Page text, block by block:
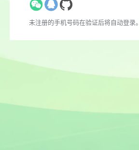
未注册的手机号码在验证后将自动登录。